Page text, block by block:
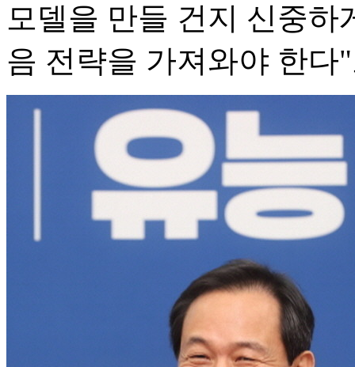
모델을 만들 건지 신중하
음 전략을 가져와야 한다